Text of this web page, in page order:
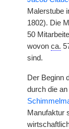
Malerstube
1802). Die
50
wovon ca.
sind.
Der Beginn
durch die an
Manufaktur